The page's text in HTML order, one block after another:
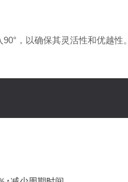
，以确保其灵活性和优越性。